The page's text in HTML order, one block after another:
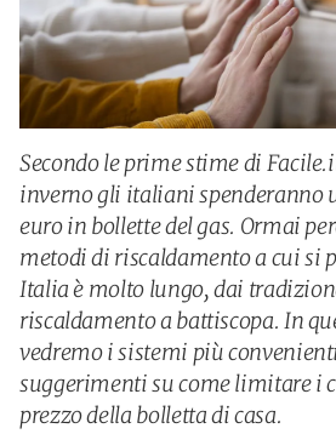
Secondo le prime stime di
inverno gli italiani spenderanno
euro in bollette del gas. Ormai
metodi di riscaldamento a cui si
Italia è molto lungo, dai
riscaldamento a battiscopa. In
vedremo i sistemi più
suggerimenti su come limitare i
prezzo della bolletta di casa.